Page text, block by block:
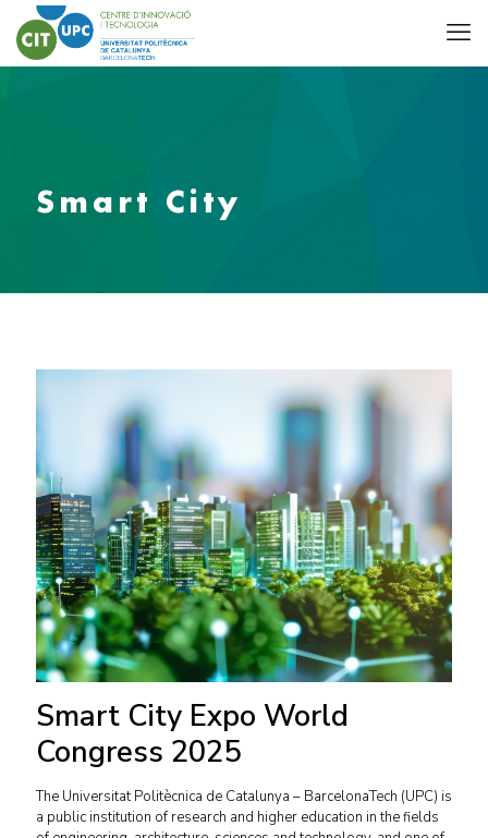
Smart City
Smart City Expo World
Congress 2025
The Universitat Politècnica de Catalunya – BarcelonaTech (UPC) is
a public institution of research and higher education in the fields